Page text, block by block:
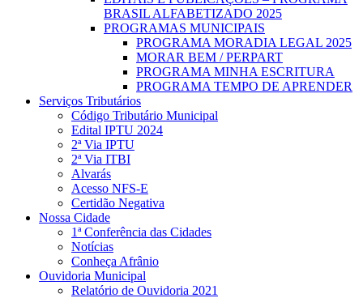
BRASIL ALFABETIZADO 2025
PROGRAMAS MUNICIPAIS
PROGRAMA MORADIA LEGAL 2025
MORAR BEM / PERPART
PROGRAMA MINHA ESCRITURA
PROGRAMA TEMPO DE APRENDER
Serviços Tributários
Código Tributário Municipal
Edital IPTU 2024
2ª Via IPTU
2ª Via ITBI
Alvarás
Acesso NFS-E
Certidão Negativa
Nossa Cidade
1ª Conferência das Cidades
Notícias
Conheça Afrânio
Ouvidoria Municipal
Relatório de Ouvidoria 2021